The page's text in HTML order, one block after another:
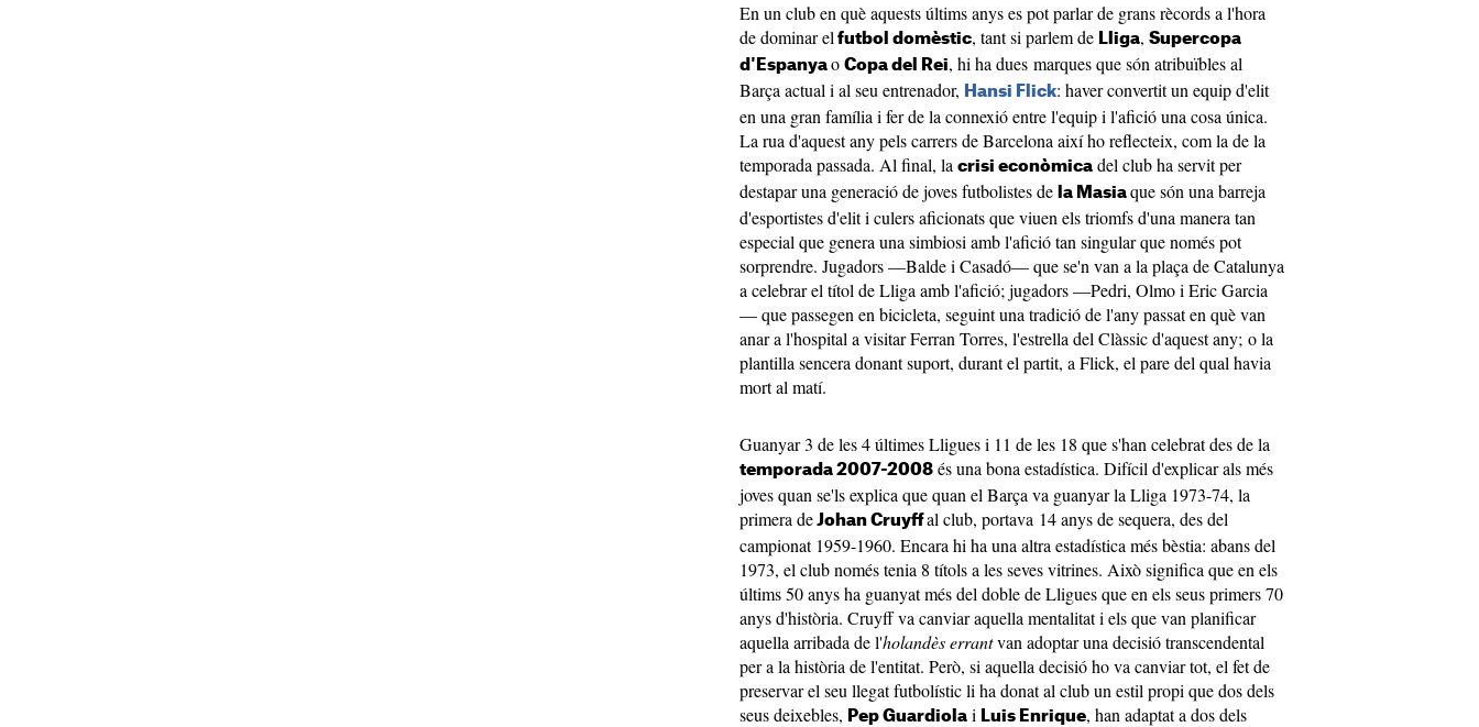
En un club en què aquests últims anys es pot parlar de grans rècords a l'hora
de dominar el futbol domèstic, tant si parlem de Lliga, Supercopa
d'Espanya o Copa del Rei, hi ha dues marques que són atribuïbles al
Barça actual i al seu entrenador, Hansi Flick: haver convertit un equip d'elit
en una gran família i fer de la connexió entre l'equip i l'afició una cosa única.
La rua d'aquest any pels carrers de Barcelona així ho reflecteix, com la de la
temporada passada. Al final, la crisi econòmica del club ha servit per
destapar una generació de joves futbolistes de la Masia que són una barreja
d'esportistes d'elit i culers aficionats que viuen els triomfs d'una manera tan
especial que genera una simbiosi amb l'afició tan singular que només pot
sorprendre. Jugadors —Balde i Casadó— que se'n van a la plaça de Catalunya
a celebrar el títol de Lliga amb l'afició; jugadors —Pedri, Olmo i Eric Garcia
— que passegen en bicicleta, seguint una tradició de l'any passat en què van
anar a l'hospital a visitar Ferran Torres, l'estrella del Clàssic d'aquest any; o la
plantilla sencera donant suport, durant el partit, a Flick, el pare del qual havia
mort al matí.
Guanyar 3 de les 4 últimes Lligues i 11 de les 18 que s'han celebrat des de la
temporada 2007-2008 és una bona estadística. Difícil d'explicar als més
joves quan se'ls explica que quan el Barça va guanyar la Lliga 1973-74, la
primera de Johan Cruyffal club, portava 14 anys de sequera, des del
campionat 1959-1960. Encara hi ha una altra estadística més bèstia: abans del
1973, el club només tenia 8 títols a les seves vitrines. Això significa que en els
últims 50 anys ha guanyat més del doble de Lligues que en els seus primers 70
anys d'història. Cruyff va canviar aquella mentalitat i els que van planificar
aquella arribada de l'holandès errantvan adoptar una decisió transcendental
per a la història de l'entitat. Però, si aquella decisió ho va canviar tot, el fet de
preservar el seu llegat futbolístic li ha donat al club un estil propi que dos dels
seus deixebles, Pep Guardiola i Luis Enrique, han adaptat a dos dels